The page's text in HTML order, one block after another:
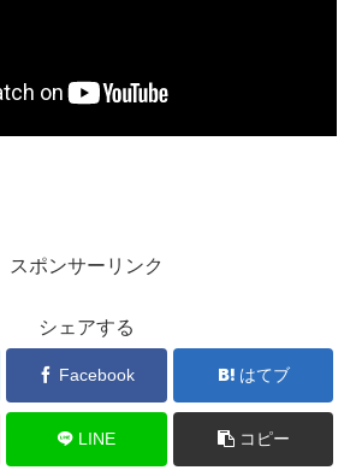
スポンサーリンク
シェアする
Facebook はてブ
LINE コピー